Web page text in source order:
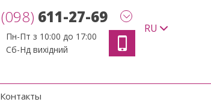
(098) 611-27-69
Пн-Пт з 10:00 до 17:00
Сб-Нд вихідний
RU
Контакты